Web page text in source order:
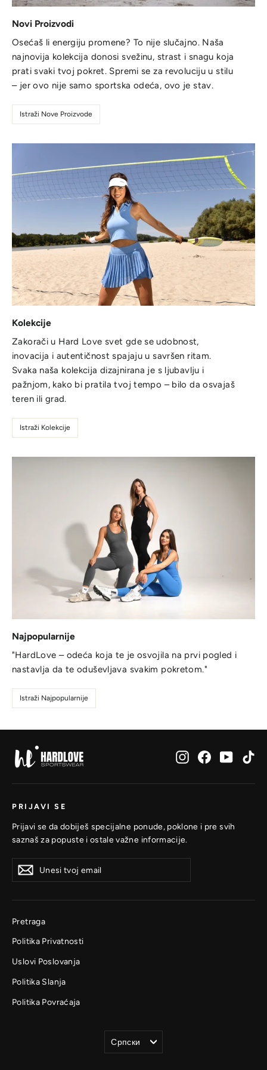
Novi Proizvodi
Osećaš li energiju promene? To nije slučajno. Naša
najnovija kolekcija donosi svežinu, strast i snagu koja
prati svaki tvoj pokret. Spremi se za revoluciju u stilu
– jer ovo nije samo sportska odeća, ovo je stav.
Istraži Nove Proizvode
Kolekcije
Zakorači u Hard Love svet gde se udobnost,
inovacija i autentičnost spajaju u savršen ritam.
Svaka naša kolekcija dizajnirana je s ljubavlju i
pažnjom, kako bi pratila tvoj tempo – bilo da osvajaš
teren ili grad.
Istraži Kolekcije
Najpopularnije
"HardLove – odeća koja te je osvojila na prvi pogled i
nastavlja da te oduševljava svakim pokretom."
Istraži Najpopularnije
InstagramFacebook
PRIJAVI SE
Prijavi se da dobiješ specijalne ponude, poklone i pre svih
saznaš za popuste i ostale važne informacije.
tvoj
se
Prijavi
se
Pretraga
Politika Privatnosti
Uslovi Poslovanja
Politika Slanja
Politika Povraćaja
Jezik
Српски